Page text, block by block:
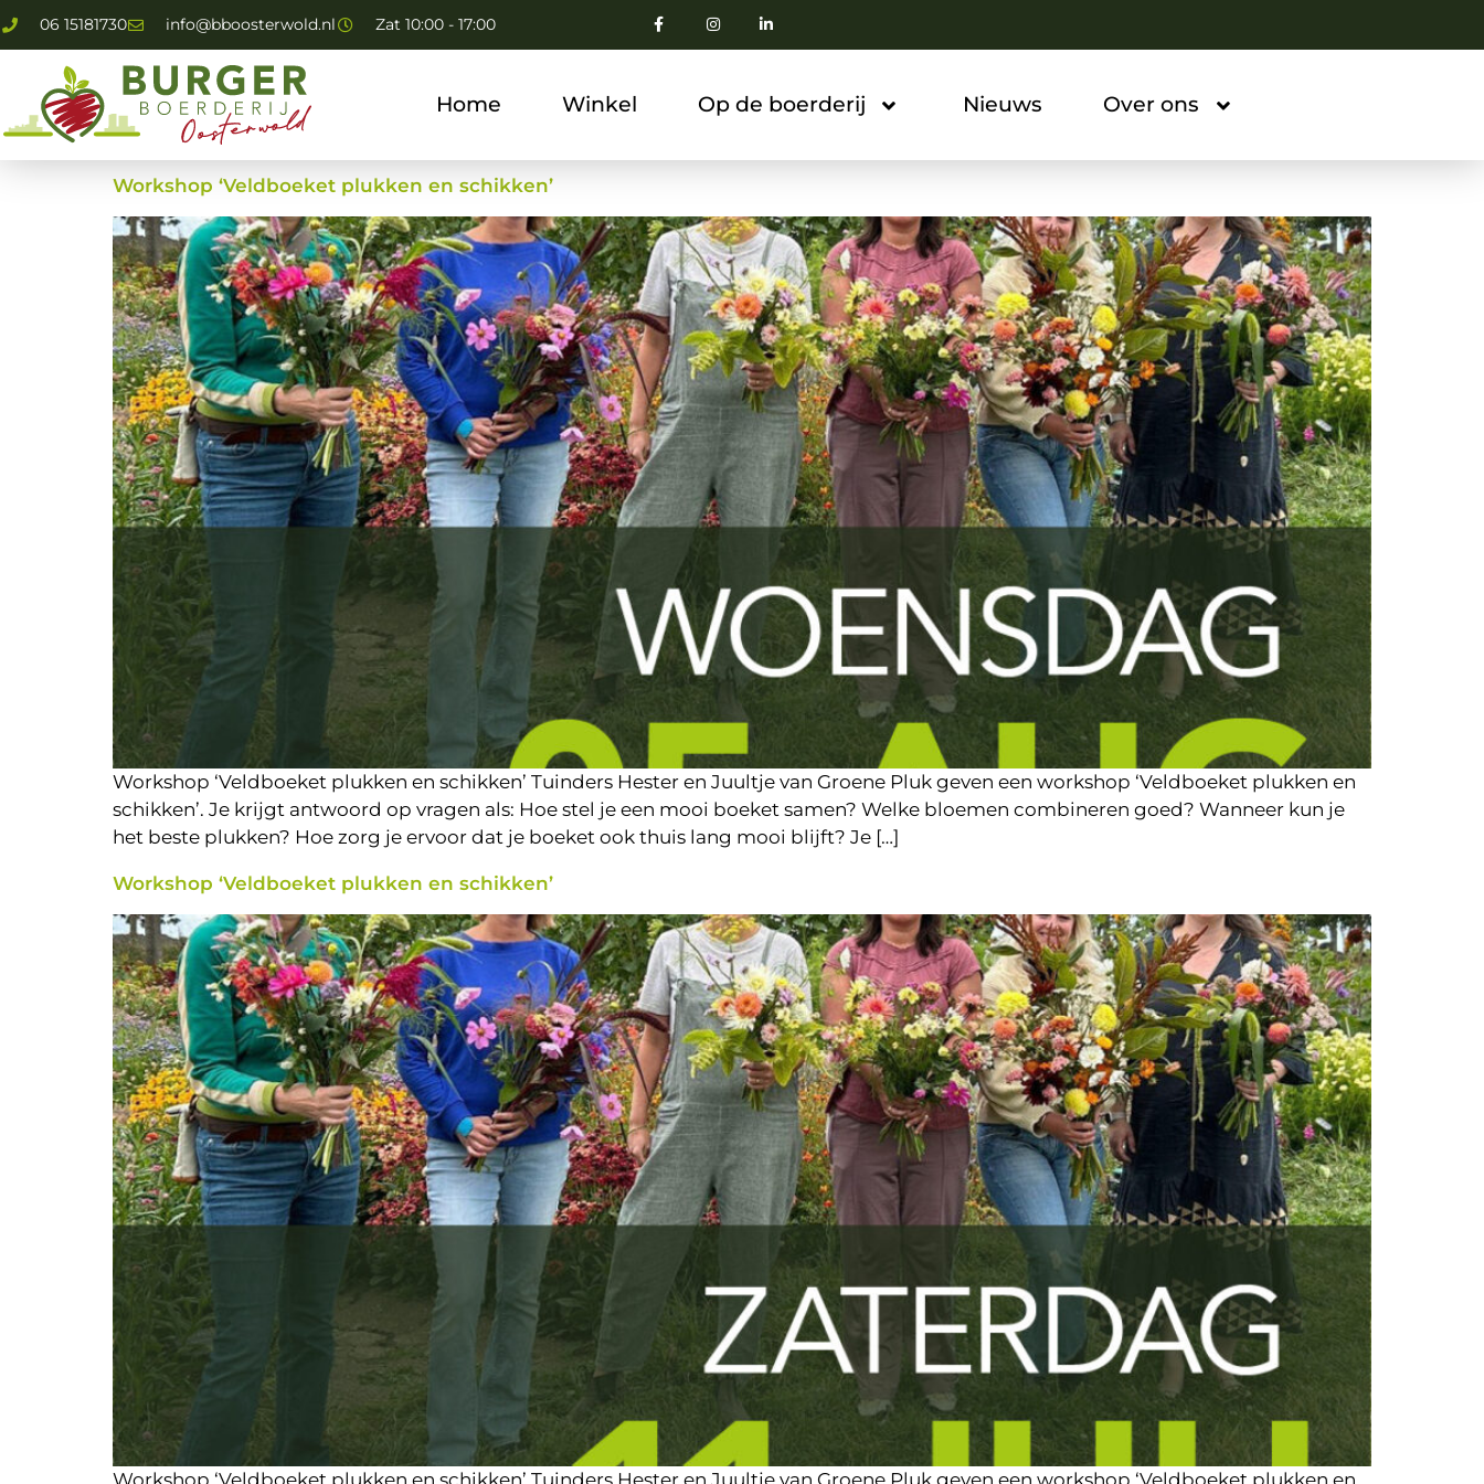
06 15181730 info@bboosterwold.nl Zat 10:00 - 17:00
Home Winkel Op de boerderij Nieuws Over ons
Workshop ‘Veldboeket plukken en schikken’
Workshop ‘Veldboeket plukken en schikken’ Tuinders Hester en Juultje van Groene Pluk geven een workshop ‘Veldboeket plukken en
schikken’. Je krijgt antwoord op vragen als: Hoe stel je een mooi boeket samen? Welke bloemen combineren goed? Wanneer kun je
het beste plukken? Hoe zorg je ervoor dat je boeket ook thuis lang mooi blijft? Je […]
Workshop ‘Veldboeket plukken en schikken’